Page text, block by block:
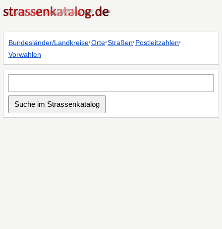
Bundesländer/Landkreise·Orte·Straßen·Postleitzahlen·
Vorwahlen